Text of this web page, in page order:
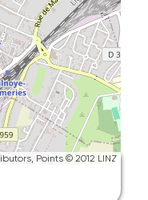
Points © 2012 LINZ